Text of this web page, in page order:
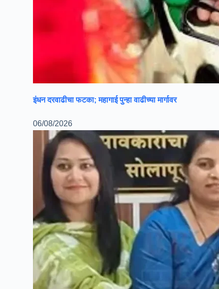
इंधन दरवाढीचा फटका; महागाई पुन्हा वाढीच्या मार्गावर
06/08/2026